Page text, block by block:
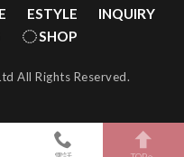
ESTYLE
INQUIRY
SHOP
All Rights Reserved.